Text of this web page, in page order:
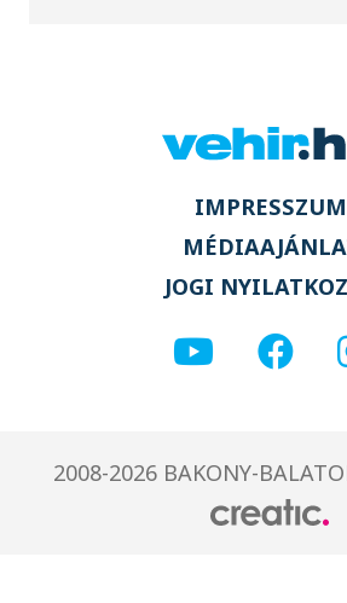
IMPRESSZUM
JOGI
2008-2026 BAKONY-